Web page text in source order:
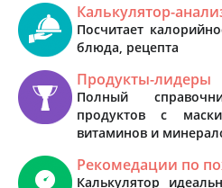
Калькулятор-
Посчитает
блюда, рецепта
Продукты-лидеры
Полный
продуктов с
витаминов и
Рекомедации по
Калькулятор